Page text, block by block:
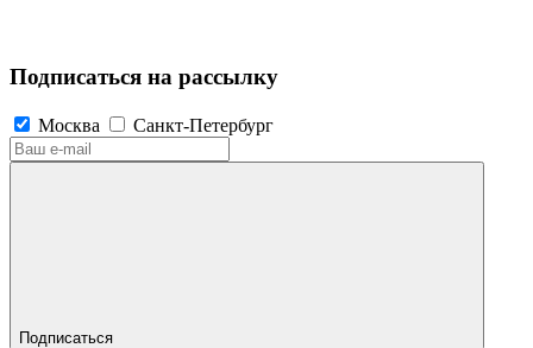
Подписаться на рассылку
Москва Санкт-Петербург
Подписаться